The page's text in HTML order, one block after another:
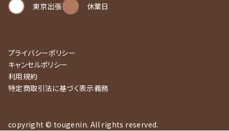
東京出張 休業日
プライバシーポリシー
キャンセルポリシー
利用規約
特定商取引法に基づく表示義務
copyright © tougenin. All rights reserved.